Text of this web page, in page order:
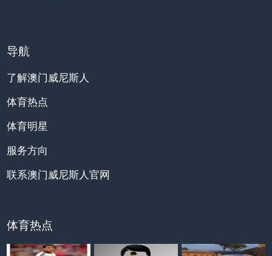
导航
了解澳门威尼斯人
体育热点
体育明星
服务方向
联系澳门威尼斯人官网
体育热点